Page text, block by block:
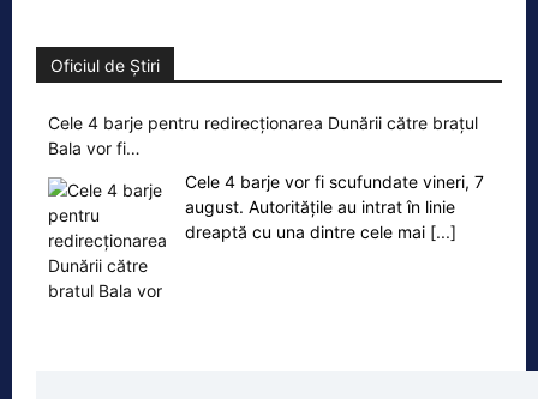
Oficiul de Știri
Cele 4 barje pentru redirecționarea Dunării către brațul
Bala vor fi…
Cele 4 barje vor fi scufundate vineri, 7
august. Autoritățile au intrat în linie
dreaptă cu una dintre cele mai [...]